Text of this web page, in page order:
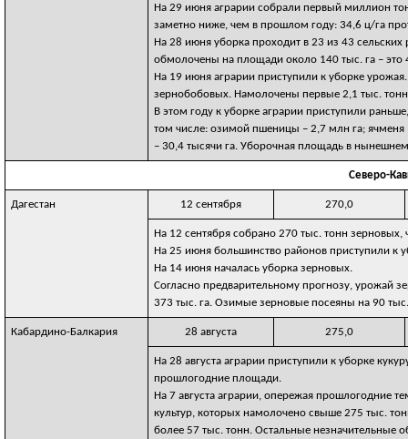
На 29 июня аграрии собрали первый миллион
заметно ниже, чем в прошлом году: 34,6 ц/га
На 28 июня уборка проходит в 23 из 43
обмолочены на площади около 140 тыс. га – это
На 19 июня аграрии приступили к уборке
зернобобовых. Намолочены первые 2,1 тыс.
В этом году к уборке аграрии приступили
том числе: озимой пшеницы – 2,7 млн га; ячменя
– 30,4 тысячи га. Уборочная площадь в
Северо-
Дагестан 12 сентября 270,0
На 12 сентября собрано 270 тыс. тонн
На 25 июня большинство районов приступили к
На 14 июня началась уборка зерновых.
Согласно предварительному прогнозу, урожай
373 тыс. га. Озимые зерновые посеяны на 90 тыс.
Кабардино-Балкария 28 августа 275,0
На 28 августа аграрии приступили к уборке
прошлогодние площади.
На 7 августа аграрии, опережая прошлогодние
культур, которых намолочено свыше 275 тыс.
более 57 тыс. тонн. Остальные незначительные